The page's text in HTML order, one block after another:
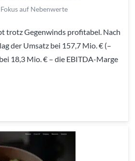
auf Nebenwerte
trotz Gegenwinds profitabel. Nach
der Umsatz bei 157,7 Mio. € (–
18,3 Mio. € – die EBITDA-Marge